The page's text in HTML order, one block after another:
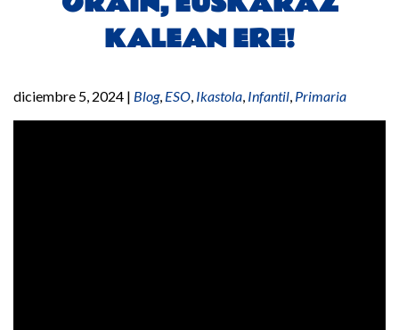
KALEAN ERE!
diciembre 5, 2024 | Blog, ESO, Ikastola, Infantil, Primaria